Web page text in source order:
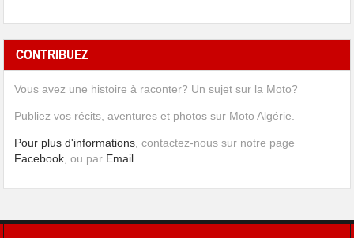
CONTRIBUEZ
Vous avez une histoire à raconter? Un sujet sur la Moto?
Publiez vos récits, aventures et photos sur Moto Algérie.
Pour plus d'informations , contactez-nous sur notre page
Facebook , ou par Email